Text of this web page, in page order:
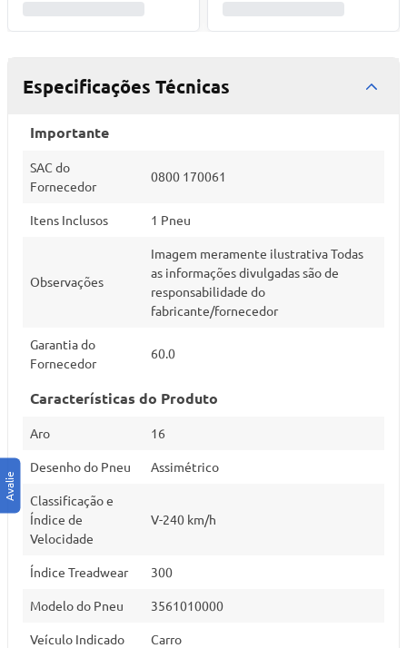
Especificações Técnicas
Importante
SAC do
Fornecedor
0800 170061
Itens Inclusos 1 Pneu
Observações
Imagem meramente ilustrativa Todas
as informações divulgadas são de
responsabilidade do
fabricante/fornecedor
Garantia do
Fornecedor
60.0
Características do Produto
Aro 16
Desenho do Pneu Assimétrico
Classificação e
Índice de
Velocidade
V-240 km/h
Índice Treadwear 300
Modelo do Pneu 3561010000
Veículo Indicado Carro